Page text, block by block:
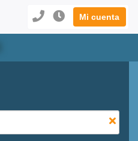
Mi cuenta